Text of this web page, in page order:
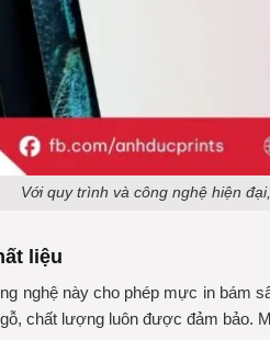
Với quy trình và công nghệ hiện
liệu
nghệ này cho phép mực in bám
chất lượng luôn được đảm bảo.